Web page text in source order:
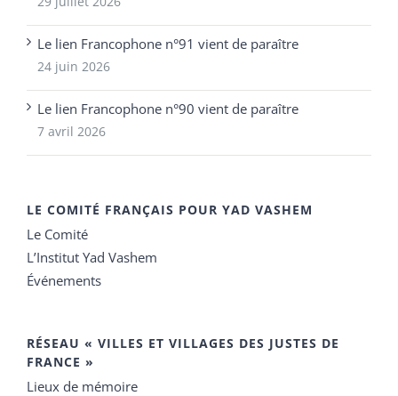
Le lien Francophone n°91 vient de paraître
24 juin 2026
Le lien Francophone n°90 vient de paraître
7 avril 2026
LE COMITÉ FRANÇAIS POUR YAD VASHEM
Le Comité
L’Institut Yad Vashem
Événements
RÉSEAU « VILLES ET VILLAGES DES JUSTES DE
FRANCE »
Lieux de mémoire